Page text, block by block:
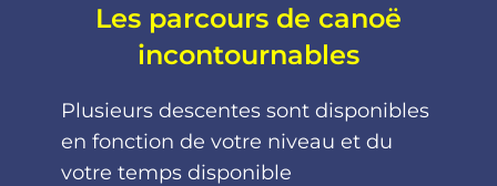
Les parcours de canoë
incontournables
Plusieurs descentes sont disponibles
en fonction de votre niveau et du
votre temps disponible